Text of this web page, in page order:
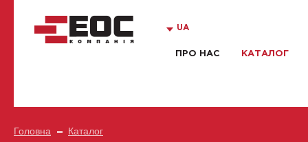
UA
ПРО НАС КАТАЛОГ
Головна Каталог